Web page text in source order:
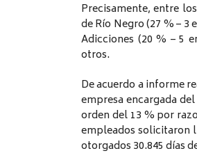
Precisamente, entre
de Río Negro (27 % – 3
Adicciones (20 % – 5
otros.
De acuerdo a informe
empresa encargada
orden del 13 % por
empleados solicitaron
otorgados 30.845 días